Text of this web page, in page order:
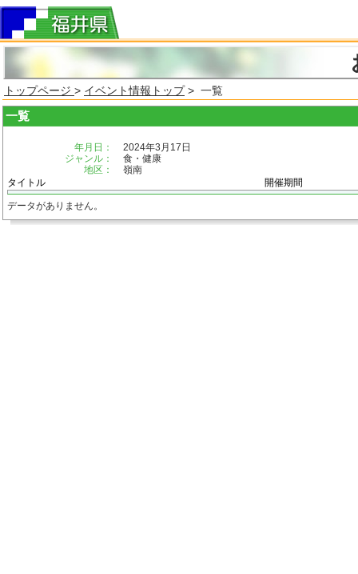
トップページ > イベント情報トップ> 一覧
一覧
年月日：
2024年3月17日
ジャンル：
食・健康
地区：
嶺南
タイトル
開催期間
データがありません。